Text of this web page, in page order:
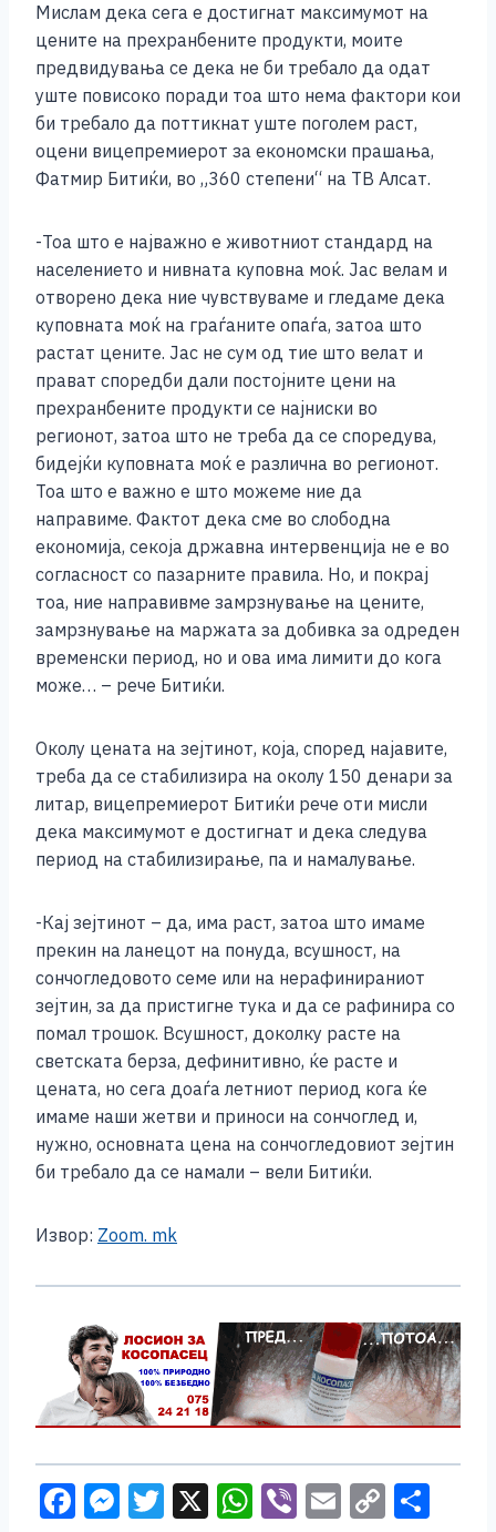
c
e
b
o
o
ss
e
n
g
er
tt
er
at
s
A
p
p
er ai
l
p
y
Li
n
k
Мислам дека сега е достигнат максимумот на
цените на прехранбените продукти, моите
предвидувања се дека не би требало да одат
уште повисоко поради тоа што нема фактори кои
би требало да поттикнат уште поголем раст,
оцени вицепремиерот за економски прашања,
Фатмир Битиќи, во „360 степени“ на ТВ Алсат.
-Тоа што е најважно е животниот стандард на
населението и нивната куповна моќ. Јас велам и
отворено дека ние чувствуваме и гледаме дека
куповната моќ на граѓаните опаѓа, затоа што
растат цените. Јас не сум од тие што велат и
прават споредби дали постојните цени на
прехранбените продукти се најниски во
регионот, затоа што не треба да се споредува,
бидејќи куповната моќ е различна во регионот.
Тоа што е важно е што можеме ние да
направиме. Фактот дека сме во слободна
економија, секоја државна интервенција не е во
согласност со пазарните правила. Но, и покрај
тоа, ние направивме замрзнување на цените,
замрзнување на маржата за добивка за одреден
временски период, но и ова има лимити до кога
може… – рече Битиќи.
Околу цената на зејтинот, која, според најавите,
треба да се стабилизира на околу 150 денари за
литар, вицепремиерот Битиќи рече оти мисли
дека максимумот е достигнат и дека следува
период на стабилизирање, па и намалување.
-Кај зејтинот – да, има раст, затоа што имаме
прекин на ланецот на понуда, всушност, на
сончогледовото семе или на нерафинираниот
зејтин, за да пристигне тука и да се рафинира со
помал трошок. Всушност, доколку расте на
светската берза, дефинитивно, ќе расте и
цената, но сега доаѓа летниот период кога ќе
имаме наши жетви и приноси на сончоглед и,
нужно, основната цена на сончогледовиот зејтин
би требало да се намали – вели Битиќи.
Извор: Zoom. mk
F M T X W Vi E C